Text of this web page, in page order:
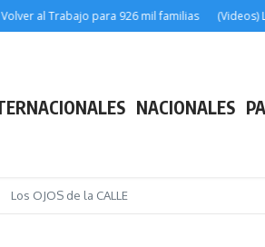
Trabajo para 926 mil familias (Videos) La
NACIONALES
Los OJOS de la CALLE